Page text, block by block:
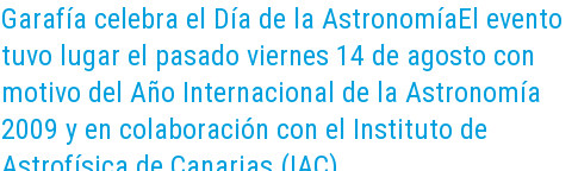
Garafía celebra el Día de la AstronomíaEl evento
tuvo lugar el pasado viernes 14 de agosto con
motivo del Año Internacional de la Astronomía
2009 y en colaboración con el Instituto de